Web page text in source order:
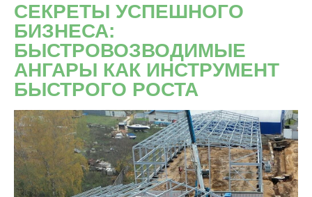
СЕКРЕТЫ УСПЕШНОГО
БИЗНЕСА:
БЫСТРОВОЗВОДИМЫЕ
АНГАРЫ КАК ИНСТРУМЕНТ
БЫСТРОГО РОСТА